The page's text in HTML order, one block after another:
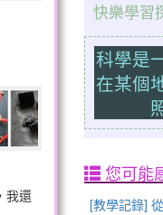
我還
快樂學習
科學是
在某個
您可能
[教學記錄]